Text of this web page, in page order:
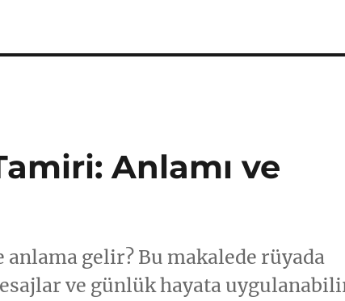
Anlamı ve
gelir? Bu makalede rüyada
ve günlük hayata